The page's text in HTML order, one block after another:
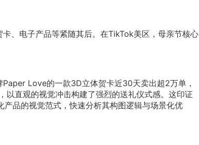
、电子产品等紧随其后。在TikTok美区，母亲节核心
Love的一款3D立体贺卡近30天卖出超2万单，
直观的视觉冲击构建了强烈的送礼仪式感。这印证
品的视觉范式，快速分析其构图逻辑与场景化优